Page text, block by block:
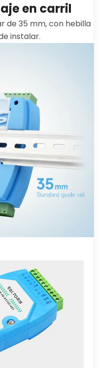
en carril
de 35 mm, con hebilla
instalar.